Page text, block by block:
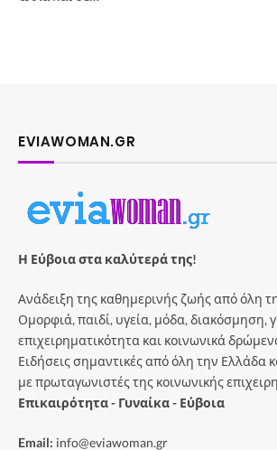
EVIAWOMAN.GR
Η Εύβοια στα καλύτερά της!
Ανάδειξη της καθημερινής ζωής από όλη
Ομορφιά, παιδί, υγεία, μόδα, διακόσμηση,
επιχειρηματικότητα και κοινωνικά
Ειδήσεις σημαντικές από όλη την Ελλάδα
με πρωταγωνιστές της κοινωνικής
Επικαιρότητα - Γυναίκα - Εύβοια
Email: info@eviawoman.gr